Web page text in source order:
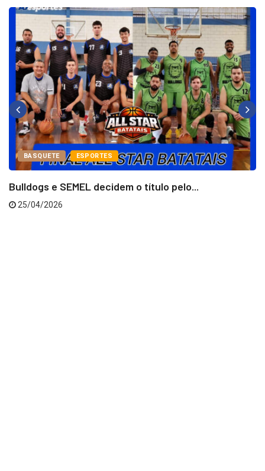
BASQUETE ESPORTES
Bulldogs e SEMEL decidem o título pelo...
25/04/2026